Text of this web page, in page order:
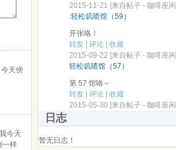
天傍
今天
一样
2015-11-21 [来自帖子 - 咖啡座
:轻松叽喳馆（59）
开张咯！
转发 | 评论 | 收藏
2015-09-22 [来自帖子 - 咖啡座
轻松叽喳馆（57）
第 57 馆咯～
转发 | 评论 | 收藏
2015-05-30 [来自帖子 - 咖啡座
日志
暂无日志！